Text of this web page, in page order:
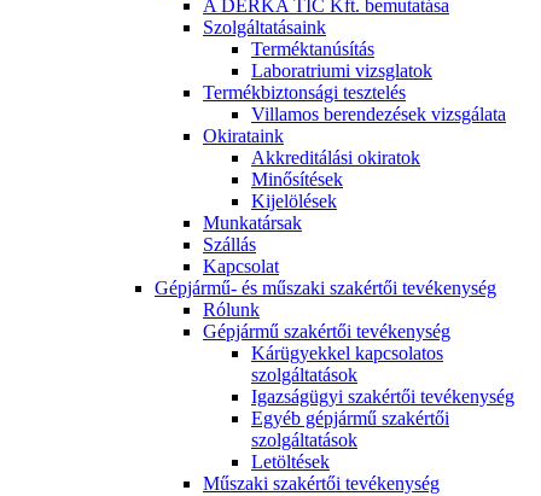
A DERKA TIC Kft. bemutatása
Szolgáltatásaink
Terméktanúsítás
Laboratriumi vizsglatok
Termékbiztonsági tesztelés
Villamos berendezések vizsgálata
Okirataink
Akkreditálási okiratok
Minősítések
Kijelölések
Munkatársak
Szállás
Kapcsolat
Gépjármű- és műszaki szakértői tevékenység
Rólunk
Gépjármű szakértői tevékenység
Kárügyekkel kapcsolatos
szolgáltatások
Igazságügyi szakértői tevékenység
Egyéb gépjármű szakértői
szolgáltatások
Letöltések
Műszaki szakértői tevékenység